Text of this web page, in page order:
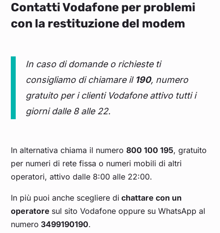
Contatti Vodafone per problemi
con la restituzione del modem
In caso di domande o richieste ti
consigliamo di chiamare il 190, numero
gratuito per i clienti Vodafone attivo tutti i
giorni dalle 8 alle 22.
In alternativa chiama il numero800 100 195, gratuito
per numeri di rete fissa o numeri mobili di altri
operatori, attivo dalle 8:00 alle 22:00.
In più puoi anche scegliere di chattare con un
operatore sul sito Vodafone oppure su WhatsApp al
numero 3499190190.